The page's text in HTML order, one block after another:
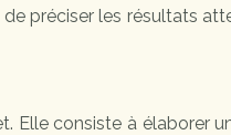
préciser les résultats
Elle consiste à élaborer